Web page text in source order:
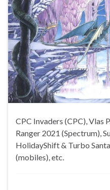
CPC Invaders (CPC), Vlas
Ranger 2021 (Spectrum),
HolidayShift & Turbo
(mobiles), etc.